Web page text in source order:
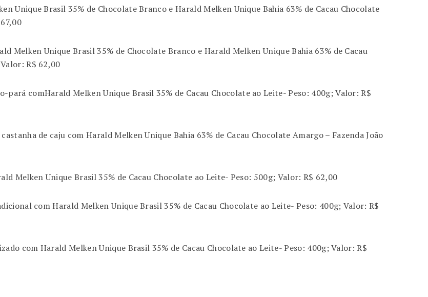
Unique Brasil 35% de Chocolate Branco e Harald Melken Unique Bahia 63% de Cacau Chocolate
Melken Unique Brasil 35% de Chocolate Branco e Harald Melken Unique Bahia 63% de Cacau
R$ 62,00
pará comHarald Melken Unique Brasil 35% de Cacau Chocolate ao Leite- Peso: 400g; Valor: R$
de caju com Harald Melken Unique Bahia 63% de Cacau Chocolate Amargo – Fazenda João
Melken Unique Brasil 35% de Cacau Chocolate ao Leite- Peso: 500g; Valor: R$ 62,00
com Harald Melken Unique Brasil 35% de Cacau Chocolate ao Leite- Peso: 400g; Valor: R$
com Harald Melken Unique Brasil 35% de Cacau Chocolate ao Leite- Peso: 400g; Valor: R$